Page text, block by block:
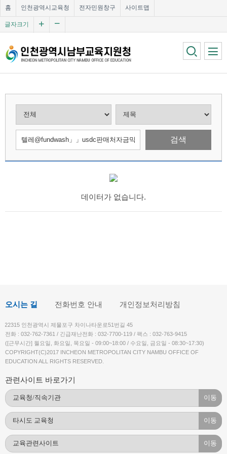
홈 인천광역시교육청 전자민원창구 사이트맵
글자크기
검색
데이터가 없습니다.
오시는 길 전화번호 안내 개인정보처리방침
22315 인천광역시 제물포구 차이나타운로51번길 45
전화 : 032-762-7361 / 긴급재난전화 : 032-7700-119 / 팩스 : 032-763-9415
([근무시간] 월요일, 화요일, 목요일 - 09:00~18:00 / 수요일, 금요일 - 08:30~17:30)
COPYRIGHT(C)2017 INCHEON METROPOLITAN CITY NAMBU OFFICE OF
EDUCATION ALL RIGHTS RESERVED.
관련사이트 바로가기
이동
이동
이동